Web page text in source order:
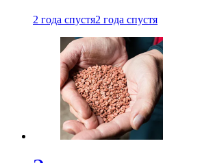
2 года спустя2 года спустя